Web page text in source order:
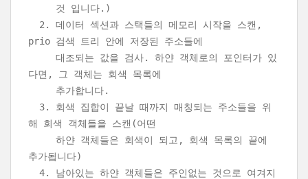
것 입니다.)
2. 데이터 섹션과 스택들의 메모리 시작을 스캔,
prio 검색 트리 안에 저장된 주소들에
대조되는 값을 검사. 하얀 객체로의 포인터가 있
다면, 그 객체는 회색 목록에
추가합니다.
3. 회색 집합이 끝날 때까지 매칭되는 주소들을 위
해 회색 객체들을 스캔(어떤
하얀 객체들은 회색이 되고, 회색 목록의 끝에
추가됩니다)
4. 남아있는 하얀 객체들은 주인없는 것으로 여겨지